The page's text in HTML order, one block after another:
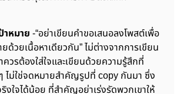
าหมาย -“อย่าเขียนคำขอเสนอลงโพสต์เพื่อ
ด้วยเนื้อหาเดียวกัน” ไม่ต่างจากการเขียน
ควรต้องใส่ใจและเขียนด้วยความรู้สึกที่
ไม่ใช่จดหมายสำคัญรูปที่ copy กันมา ซึ่ง
งใจได้น้อย ที่สำคัญอย่าเร่งรัดพวกเขาให้